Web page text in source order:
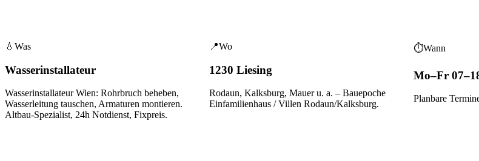
💧 Was
Wasserinstallateur
Wasserinstallateur Wien: Rohrbruch beheben,
Wasserleitung tauschen, Armaturen montieren.
Altbau-Spezialist, 24h Notdienst, Fixpreis.
📍Wo
1230 Liesing
Rodaun, Kalksburg, Maueru. a. – Bauepoche
Einfamilienhaus / Villen Rodaun/Kalksburg.
⏱Wann
Mo–Fr
Planbare